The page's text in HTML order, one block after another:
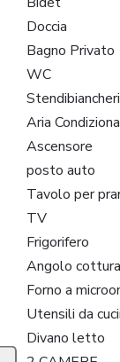
Doccia
Bagno Privato
WC
Aria
Ascensore
posto auto
Tavolo per
TV
Frigorifero
Angolo cottura
Forno a
Utensili da
Divano letto